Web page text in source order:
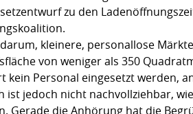
zu den
kleinere, personallose
von weniger als 350
kein Personal eingesetzt werden,
ist jedoch nicht nachvollziehbar,
Gerade die Anhörung hat die